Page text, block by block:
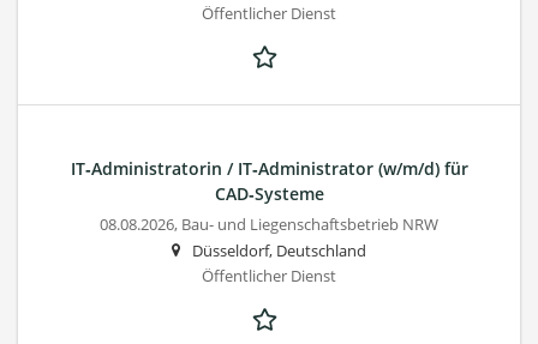
Öffentlicher Dienst
IT‑Administratorin / IT‑Administrator (w/m/d) für
CAD‑Systeme
08.08.2026, Bau- und Liegenschaftsbetrieb NRW
Düsseldorf, Deutschland
Öffentlicher Dienst